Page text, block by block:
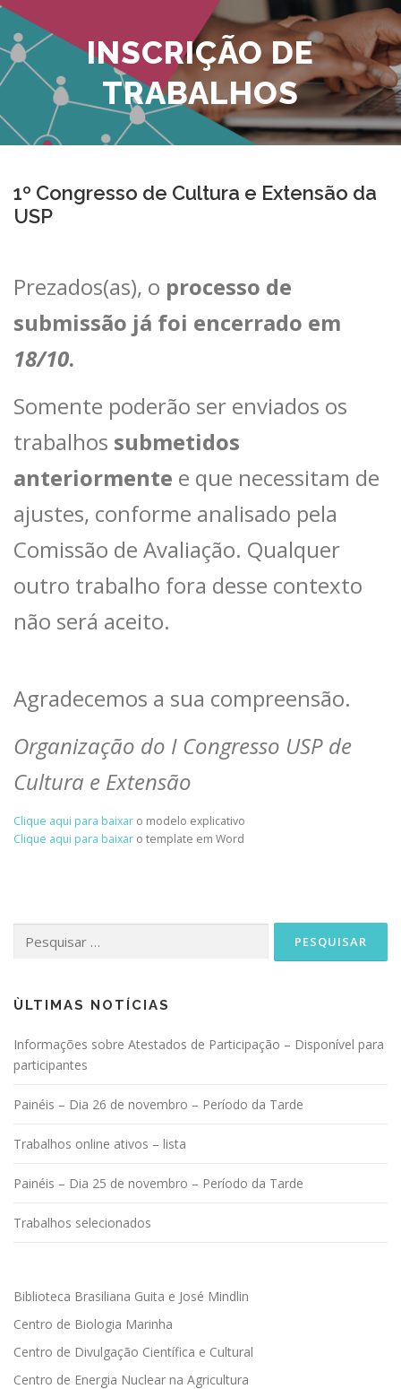
Pular
o
conteúdo
INSCRIÇÃO DE
TRABALHOS
1º Congresso de Cultura e Extensão da
USP
Prezados(as), o processo de
submissão já foi encerrado em
18/10.
Somente poderão ser enviados os
trabalhos submetidos
anteriormente e que necessitam de
ajustes, conforme analisado pela
Comissão de Avaliação. Qualquer
outro trabalho fora desse contexto
não será aceito.
Agradecemos a sua compreensão.
Organização do I Congresso USP de
Cultura e Extensão
Clique aqui para baixar o modelo explicativo
Clique aqui para baixar o template em Word
por:
ÙLTIMAS NOTÍCIAS
Informações sobre Atestados de Participação – Disponível para
participantes
Painéis – Dia 26 de novembro – Período da Tarde
Trabalhos online ativos – lista
Painéis – Dia 25 de novembro – Período da Tarde
Trabalhos selecionados
Biblioteca Brasiliana Guita e José Mindlin
Centro de Biologia Marinha
Centro de Divulgação Científica e Cultural
Centro de Energia Nuclear na Agricultura